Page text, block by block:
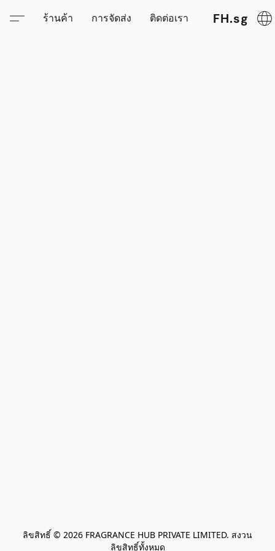
FH.sg
ร้านค้า การจัดส่ง ติดต่อเรา
ลิขสิทธิ์ © 2026 FRAGRANCE HUB PRIVATE LIMITED. สงวน
ลิขสิทธิ์ทั้งหมด